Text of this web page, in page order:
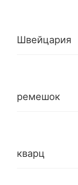
Швейцария
ремешок
кварц